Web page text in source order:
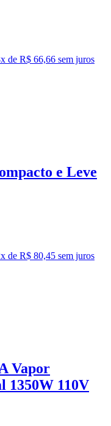
x de R$ 66,66 sem juros
e Leve
x de R$ 80,45 sem juros
Vapor
1350W 110V